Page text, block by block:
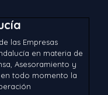
las Empresas
en materia de
Asesoramiento y
todo momento la